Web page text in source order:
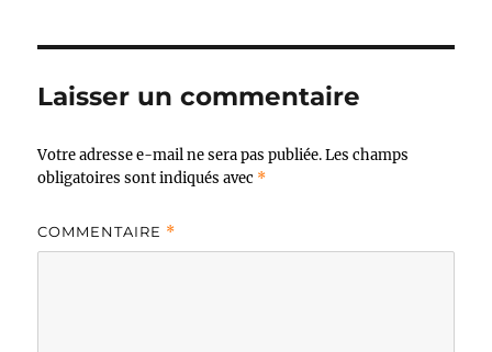
Laisser un commentaire
Votre adresse e-mail ne sera pas publiée. Les champs
obligatoires sont indiqués avec *
COMMENTAIRE *